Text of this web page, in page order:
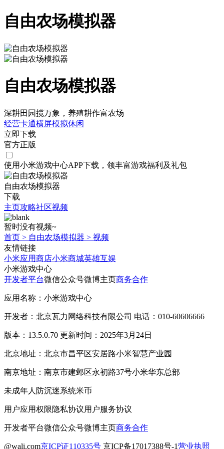
自由农场模拟器
自由农场模拟器
深耕田园揽万象，养殖耕作富农场
经营卡通横屏模拟休闲
立即下载
官方正版
使用小米游戏中心APP下载 ，领丰富游戏福利 及礼包
自由农场模拟器
下载
主页攻略社区视频
暂时没有视频~
首页 > 自由农场模拟器 > 视频
友情链接
小米应用商店小米商城英雄互娱
小米游戏中心
开发者平台微信公众号微博主页商务合作
应用名称：小米游戏中心
开发者：北京瓦力网络科技有限公司 电话：010-60606666
版本：13.5.0.70 更新时间：2025年3月24日
北京地址：北京市昌平区安居路小米智慧产业园
南京地址：南京市建邺区永初路37号小米华东总部
未成年人防沉迷系统米币
用户应用权限隐私协议用户服务协议
开发者平台微信公众号微博主页商务合作
@wali.com京ICP证110335号 京ICP备17017388号-1营业执照